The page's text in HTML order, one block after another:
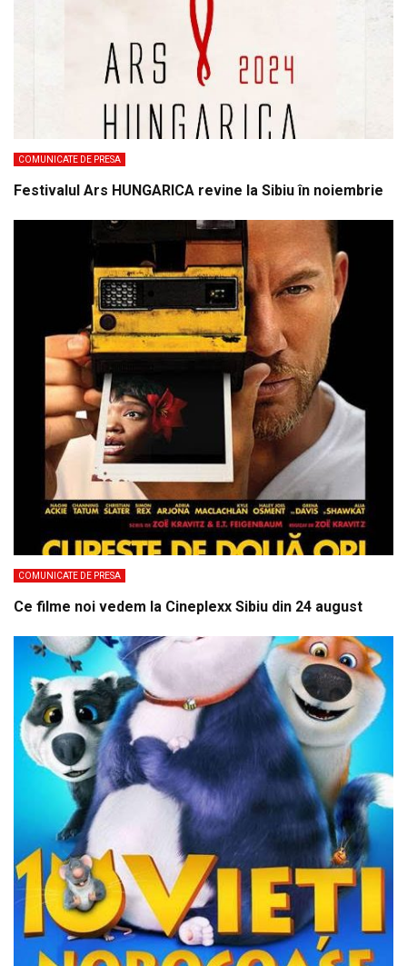
COMUNICATE DE PRESA
Festivalul Ars HUNGARICA revine la Sibiu în noiembrie
COMUNICATE DE PRESA
Ce filme noi vedem la Cineplexx Sibiu din 24 august